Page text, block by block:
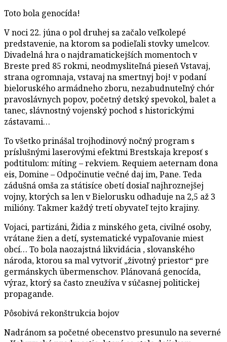
Toto bola genocída!
V noci 22. júna o pol druhej sa začalo veľkolepé
predstavenie, na ktorom sa podieľali stovky umelcov.
Divadelná hra o najdramatickejších momentoch v
Breste pred 85 rokmi, neodmysliteľná pieseň Vstavaj,
strana ogromnaja, vstavaj na smertnyj boj! v podaní
bieloruského armádneho zboru, nezabudnuteľný chór
pravoslávnych popov, početný detský spevokol, balet a
tanec, slávnostný vojenský pochod s historickými
zástavami…
To všetko prinášal trojhodinový nočný program s
príslušnými laserovými efektmi Brestskaja kreposť s
podtitulom: míting – rekviem. Requiem aeternam dona
eis, Domine – Odpočinutie večné daj im, Pane. Teda
zádušná omša za státisíce obetí dosiaľ najhroznejšej
vojny, ktorých sa len v Bielorusku odhaduje na 2,5 až 3
milióny. Takmer každý tretí obyvateľ tejto krajiny.
Vojaci, partizáni, Židia z minského geta, civilné osoby,
vrátane žien a detí, systematické vypaľovanie miest
obcí… To bola naozajstná likvidácia , slovanského
národa, ktorou sa mal vytvoriť „životný priestor“ pre
germánskych übermenschov. Plánovaná genocída,
výraz, ktorý sa často zneužíva v súčasnej politickej
propagande.
Pôsobivá rekonštrukcia bojov
Nadránom sa početné obecenstvo presunulo na severné